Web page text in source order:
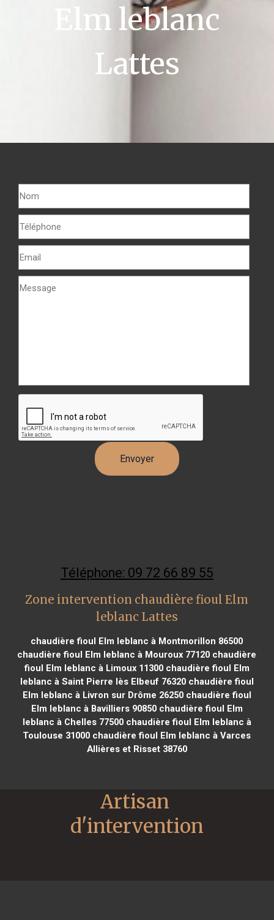
Elm leblanc
Lattes
Téléphone: 09 72 66 89 55
Zone intervention chaudière fioul Elm
leblanc Lattes
chaudière fioul Elm leblanc à Montmorillon 86500
chaudière fioul Elm leblanc à Mouroux 77120 chaudière
fioul Elm leblanc à Limoux 11300chaudière fioul Elm
leblanc à Saint Pierre lès Elbeuf 76320chaudière fioul
Elm leblanc à Livron sur Drôme 26250chaudière fioul
Elm leblanc à Bavilliers 90850chaudière fioul Elm
leblanc à Chelles 77500chaudière fioul Elm leblanc à
Toulouse 31000 chaudière fioul Elm leblanc à Varces
Allières et Risset 38760
Artisan
d'intervention